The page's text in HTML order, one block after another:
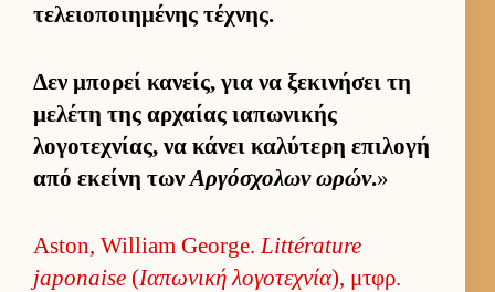
τελειο­ποι­ημένης τέχνης.
Δεν μπορεί κανείς, για να ξεκινήσει τη
μελέτη της αρ­χαίας ια­πωνικής
λογοτεχνίας, να κάνει καλύτερη επιλογή
από εκείνη τωνΑρ­γόσχολων ωρών.»
Aston, William George. Littérature
japonaise (Ια­πωνική λογοτεχνία), μτ­φρ.